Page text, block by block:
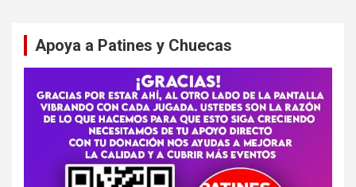
Apoya a Patines y Chuecas